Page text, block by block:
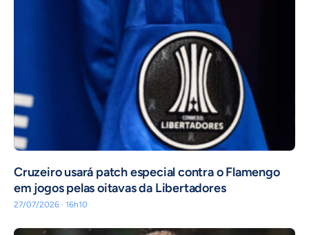
Cruzeiro usará patch especial contra o Flamengo
em jogos pelas oitavas da Libertadores
27/07/2026 · 16h10